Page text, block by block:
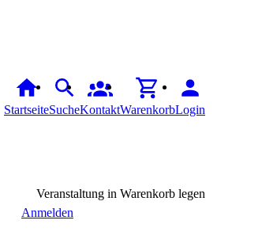
StartseiteSucheKontaktWarenkorbLogin
Veranstaltung in Warenkorb legen
Anmelden